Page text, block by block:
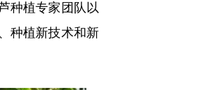
种植专家团队以
种植新技术和新